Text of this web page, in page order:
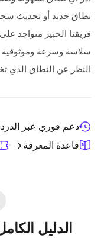
فريقنا الخبير متواجد
سلاسة وسرعة وموثوقية
النظر عن النطاق الذي
دعم فوري عبر
قاعدة المعرفة